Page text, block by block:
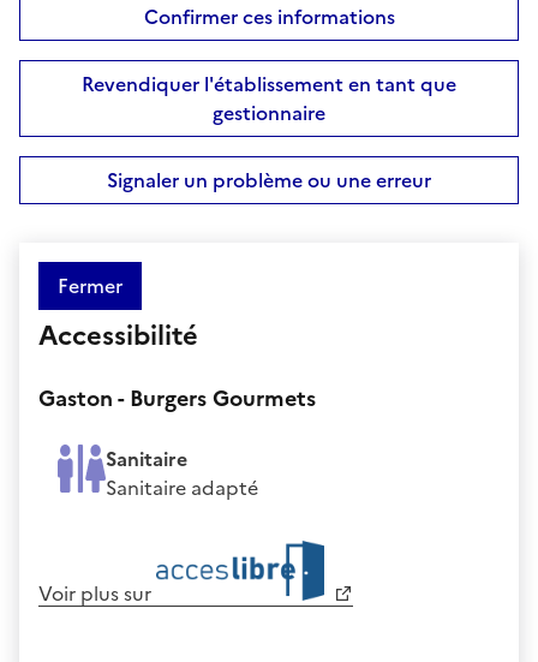
Confirmer ces informations
Revendiquer l'établissement en tant que
gestionnaire
Signaler un problème ou une erreur
Fermer
Accessibilité
Gaston - Burgers Gourmets
Sanitaire
Sanitaire adapté
Voir plus sur